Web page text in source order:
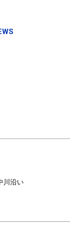
川沿い